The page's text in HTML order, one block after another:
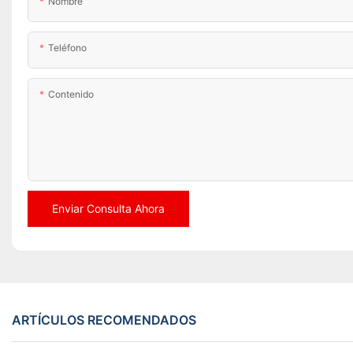
Teléfono
Contenido
Enviar Consulta Ahora
ARTÍCULOS RECOMENDADOS